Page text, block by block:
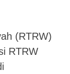
(RTRW)
RTRW